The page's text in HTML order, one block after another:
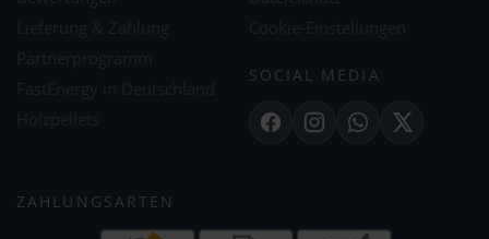
SOCIAL MEDIA
FacebookInstagramWhatsApp
X
ZAHLUNGSARTEN